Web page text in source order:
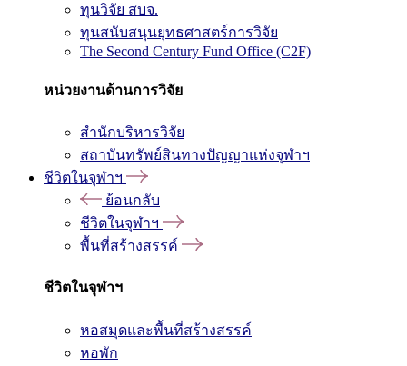
ทุนวิจัย สบจ.
ทุนสนับสนุนยุทธศาสตร์การวิจัย
The Second Century Fund Office (C2F)
หน่วยงานด้านการวิจัย
สำนักบริหารวิจัย
สถาบันทรัพย์สินทางปัญญาแห่งจุฬาฯ
ชีวิตในจุฬาฯ
ย้อนกลับ
ชีวิตในจุฬาฯ
พื้นที่สร้างสรรค์
ชีวิตในจุฬาฯ
หอสมุดและพื้นที่สร้างสรรค์
หอพัก